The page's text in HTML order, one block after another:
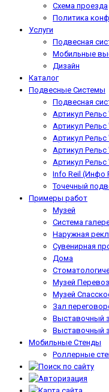
Схема проезда
Политика
Услуги
Подвесная
Мобильные
Дизайн
Каталог
Подвесные Системы
Подвесная
Артикул Рельс
Артикул
Артикул
Артикул
Артикул
Info Reil (Инфо
Точечный
Примеры работ
Музей
Система
Наружная
Сувенирная
Дома
Музей Перевоз
Музей
Зал
Выставочный
Выставочный
Мобильные Стенды
Роллерные